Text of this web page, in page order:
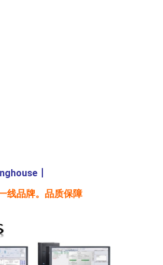
线品牌。品质保障